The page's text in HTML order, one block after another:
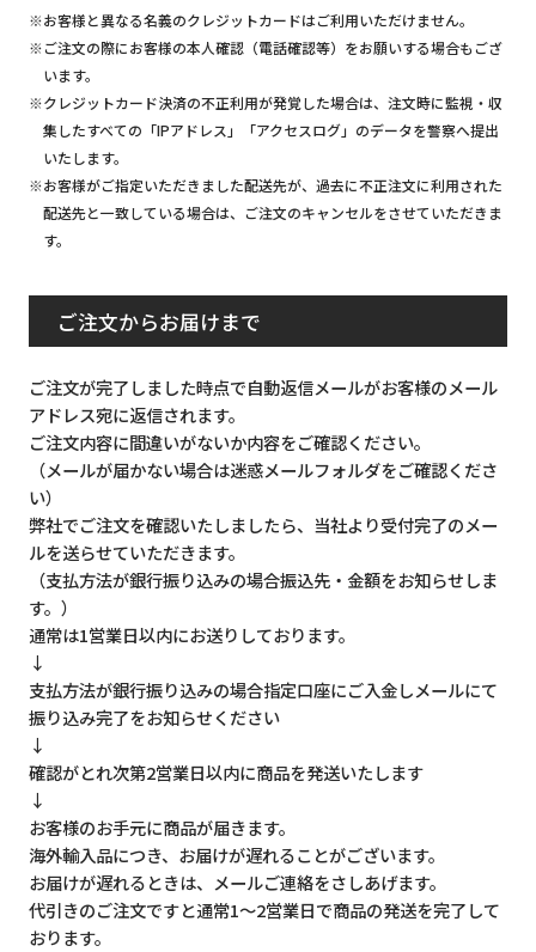
※お客様と異なる名義のクレジットカードはご利用いただけません。
※ご注文の際にお客様の本人確認（電話確認等）をお願いする場合もござ
います。
※クレジットカード決済の不正利用が発覚した場合は、注文時に監視・収
集したすべての「IPアドレス」「アクセスログ」のデータを警察へ提出
いたします。
※お客様がご指定いただきました配送先が、過去に不正注文に利用された
配送先と一致している場合は、ご注文のキャンセルをさせていただきま
す。
ご注文からお届けまで
ご注文が完了しました時点で自動返信メールがお客様のメール
アドレス宛に返信されます。
ご注文内容に間違いがないか内容をご確認ください。
（メールが届かない場合は迷惑メールフォルダをご確認くださ
い）
弊社でご注文を確認いたしましたら、当社より受付完了のメー
ルを送らせていただきます。
（支払方法が銀行振り込みの場合振込先・金額をお知らせしま
す。）
通常は1営業日以内にお送りしております。
↓
支払方法が銀行振り込みの場合指定口座にご入金しメールにて
振り込み完了をお知らせください
↓
確認がとれ次第2営業日以内に商品を発送いたします
↓
お客様のお手元に商品が届きます。
海外輸入品につき、お届けが遅れることがございます。
お届けが遅れるときは、メールご連絡をさしあげます。
代引きのご注文ですと通常1～2営業日で商品の発送を完了して
おります。